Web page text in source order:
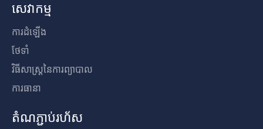
សេវាកម្ម
ការដំឡើង
ថែទាំ
វិធីសាស្រ្តនៃការព្យាបាល
ការធានា
តំណភ្ជាប់រហ័ស